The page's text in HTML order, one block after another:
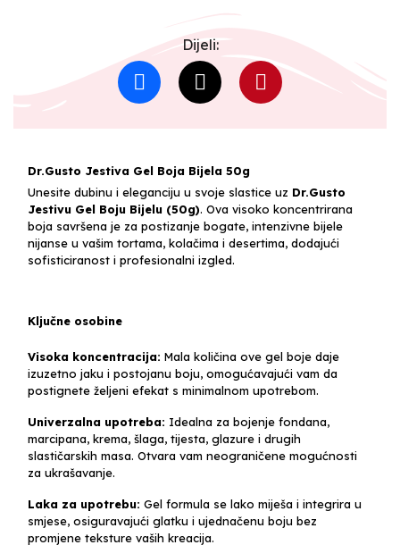
Dijeli:
Dr.Gusto Jestiva Gel Boja Bijela 50g
Unesite dubinu i eleganciju u svoje slastice uz Dr.Gusto
Jestivu Gel Boju Bijelu (50g). Ova visoko koncentrirana
boja savršena je za postizanje bogate, intenzivne bijele
nijanse u vašim tortama, kolačima i desertima, dodajući
sofisticiranost i profesionalni izgled.
Ključne osobine
Visoka koncentracija: Mala količina ove gel boje daje
izuzetno jaku i postojanu boju, omogućavajući vam da
postignete željeni efekat s minimalnom upotrebom.
Univerzalna upotreba: Idealna za bojenje fondana,
marcipana, krema, šlaga, tijesta, glazure i drugih
slastičarskih masa. Otvara vam neograničene mogućnosti
za ukrašavanje.
Laka za upotrebu: Gel formula se lako miješa i integrira u
smjese, osiguravajući glatku i ujednačenu boju bez
promjene teksture vaših kreacija.